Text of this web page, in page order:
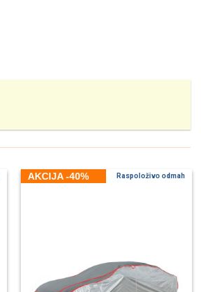
AKCIJA -40% Raspoloživo odmah